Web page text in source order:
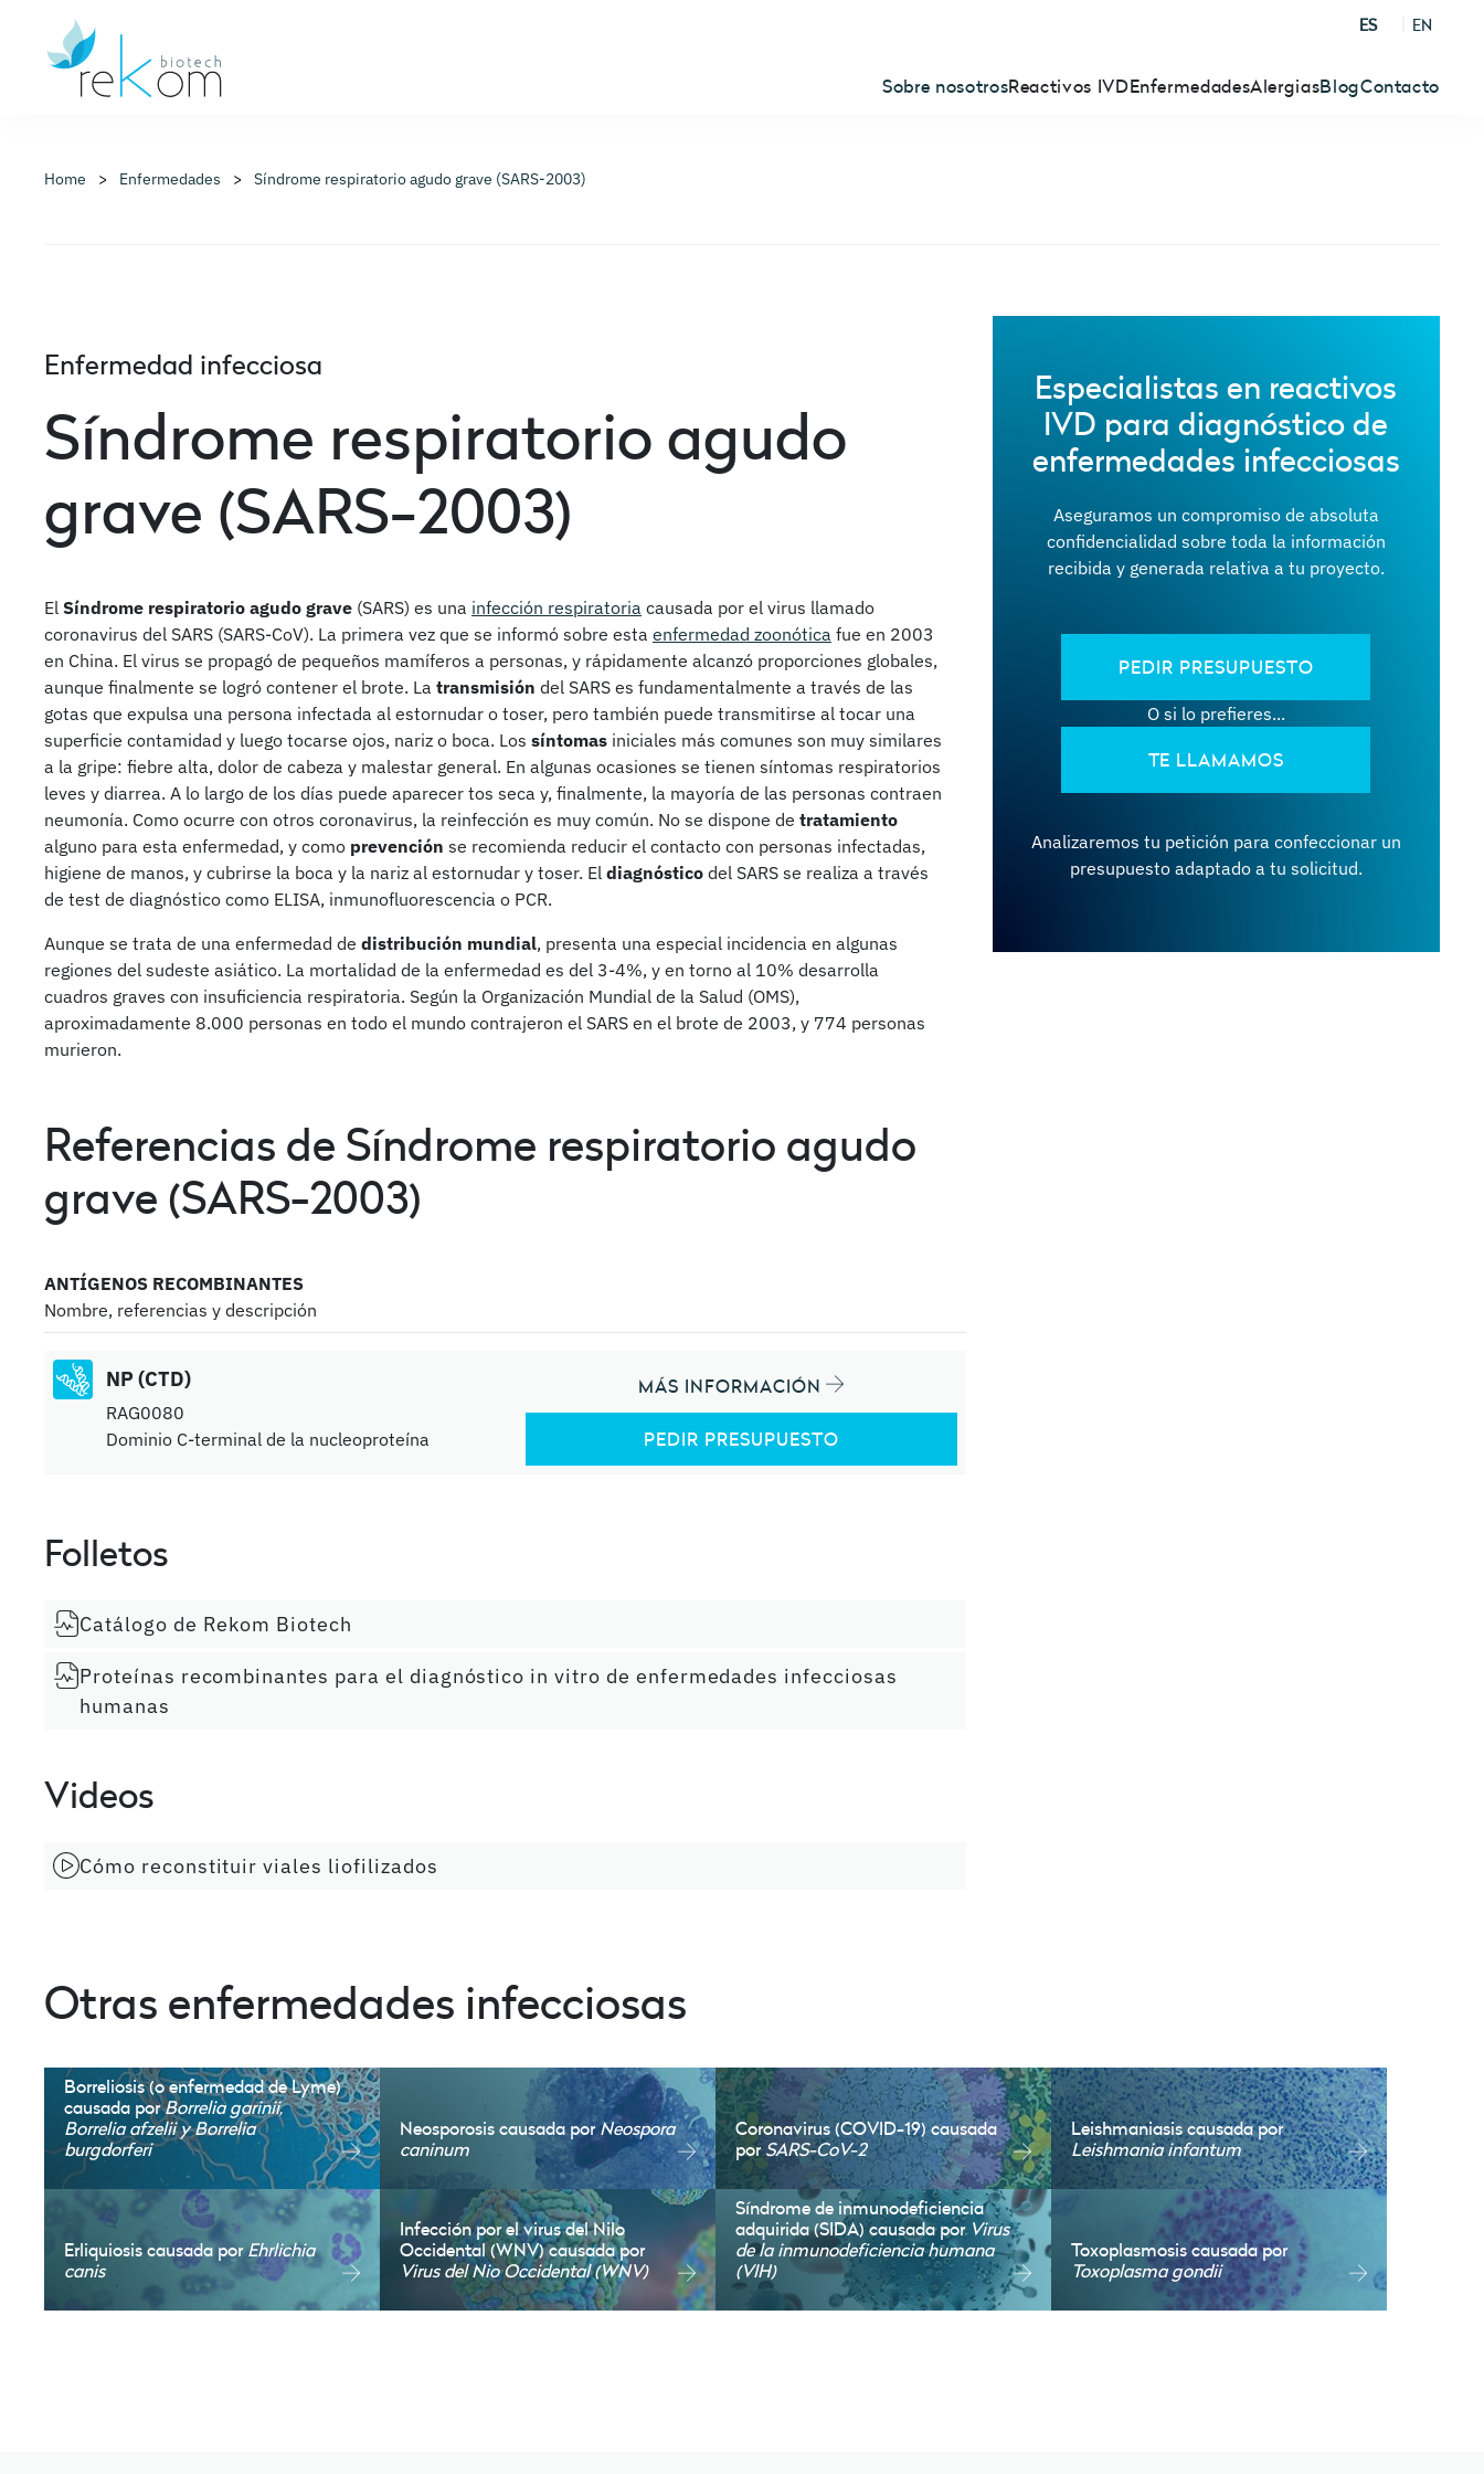
ES EN
Sobre nosotrosReactivos IVDEnfermedadesAlergiasBlogContacto
Home Enfermedades Síndrome respiratorio agudo grave (SARS-2003)
Enfermedad infecciosa
Síndrome respiratorio agudo
grave (SARS-2003)
El Síndrome respiratorio agudo grave (SARS) es una infección respiratoria causada por el virus llamado
coronavirus del SARS (SARS-CoV). La primera vez que se informó sobre esta enfermedad zoonótica fue en 2003
en China. El virus se propagó de pequeños mamíferos a personas, y rápidamente alcanzó proporciones globales,
aunque finalmente se logró contener el brote. La transmisión del SARS es fundamentalmente a través de las
gotas que expulsa una persona infectada al estornudar o toser, pero también puede transmitirse al tocar una
superficie contamidad y luego tocarse ojos, nariz o boca. Los síntomas iniciales más comunes son muy similares
a la gripe: fiebre alta, dolor de cabeza y malestar general. En algunas ocasiones se tienen síntomas respiratorios
leves y diarrea. A lo largo de los días puede aparecer tos seca y, finalmente, la mayoría de las personas contraen
neumonía. Como ocurre con otros coronavirus, la reinfección es muy común. No se dispone de tratamiento
alguno para esta enfermedad, y como prevención se recomienda reducir el contacto con personas infectadas,
higiene de manos, y cubrirse la boca y la nariz al estornudar y toser. El diagnóstico del SARS se realiza a través
de test de diagnóstico como ELISA, inmunofluorescencia o PCR.
Aunque se trata de una enfermedad de distribución mundial, presenta una especial incidencia en algunas
regiones del sudeste asiático. La mortalidad de la enfermedad es del 3-4%, y en torno al 10% desarrolla
cuadros graves con insuficiencia respiratoria. Según la Organización Mundial de la Salud (OMS),
aproximadamente 8.000 personas en todo el mundo contrajeron el SARS en el brote de 2003, y 774 personas
murieron.
Referencias de Síndrome respiratorio agudo
grave (SARS-2003)
ANTÍGENOS RECOMBINANTES
Nombre, referencias y descripción
NP (CTD)
RAG0080
Dominio C-terminal de la nucleoproteína
MÁS INFORMACIÓN
PEDIR PRESUPUESTO
Folletos
Catálogo de Rekom Biotech
Proteínas recombinantes para el diagnóstico in vitro de enfermedades infecciosas
humanas
Videos
Cómo reconstituir viales liofilizados
Especialistas en reactivos
IVD para diagnóstico de
enfermedades infecciosas
Aseguramos un compromiso de absoluta
confidencialidad sobre toda la información
recibida y generada relativa a tu proyecto.
PEDIR PRESUPUESTO
O si lo prefieres...
TE LLAMAMOS
Analizaremos tu petición para confeccionar un
presupuesto adaptado a tu solicitud.
Otras enfermedades infecciosas
Borreliosis (o enfermedad de Lyme)
causada porBorrelia garinii,
Borrelia afzelii y Borrelia
burgdorferi
Neosporosis causada porNeospora
caninum
Coronavirus (COVID-19) causada
porSARS-CoV-2
Leishmaniasis causada por
Leishmania infantum
Erliquiosis causada porEhrlichia
canis
Infección por el virus del Nilo
Occidental (WNV) causada por
Virus del Nio Occidental (WNV)
Síndrome de inmunodeficiencia
adquirida (SIDA) causada porVirus
de la inmunodeficiencia humana
(VIH)
Toxoplasmosis causada por
Toxoplasma gondii